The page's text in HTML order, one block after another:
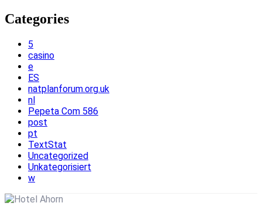
Categories
5
casino
e
ES
natplanforum.org.uk
nl
Pepeta Com 586
post
pt
TextStat
Uncategorized
Unkategorisiert
w